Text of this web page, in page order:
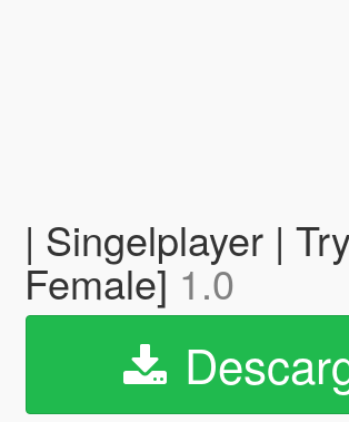
| Singelplayer |
Female] 1.0